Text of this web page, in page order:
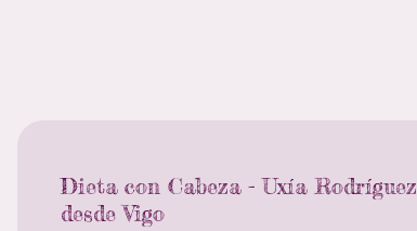
Dieta con Cabeza - Uxía Rodríguez
desde Vigo